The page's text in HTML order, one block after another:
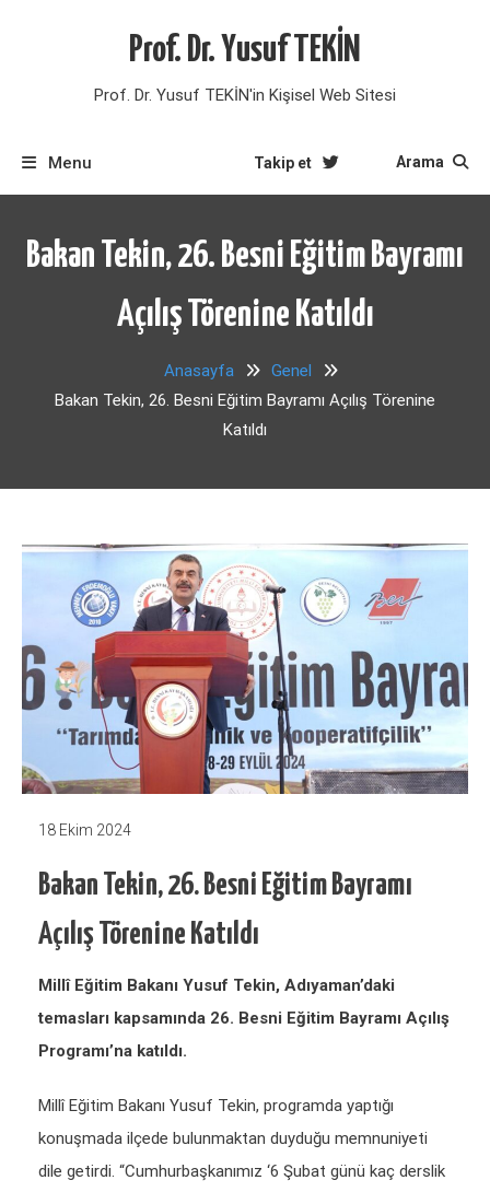
Prof. Dr. Yusuf TEKİN
Prof. Dr. Yusuf TEKİN'in Kişisel Web Sitesi
Menu Takip et Arama
Bakan Tekin, 26. Besni Eğitim Bayramı
Açılış Törenine Katıldı
Anasayfa
Genel
Bakan Tekin, 26. Besni Eğitim Bayramı Açılış Törenine
Katıldı
18 Ekim 2024
Bakan Tekin, 26. Besni Eğitim Bayramı
Açılış Törenine Katıldı
Millî Eğitim Bakanı Yusuf Tekin, Adıyaman’daki
temasları kapsamında 26. Besni Eğitim Bayramı Açılış
Programı’na katıldı.
Millî Eğitim Bakanı Yusuf Tekin, programda yaptığı
konuşmada ilçede bulunmaktan duyduğu memnuniyeti
dile getirdi. “Cumhurbaşkanımız ‘6 Şubat günü kaç derslik